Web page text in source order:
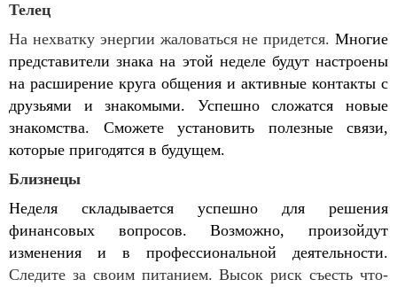
Телец
На нехватку энергии жаловаться не придется. Многие
представители знака на этой неделе будут настроены
на расширение круга общения и активные контакты с
друзьями и знакомыми. Успешно сложатся новые
знакомства. Сможете установить полезные связи,
которые пригодятся в будущем.
Близнецы
Неделя складывается успешно для решения
финансовых вопросов. Возможно, произойдут
изменения и в профессиональной деятельности.
Следите за своим питанием. Высок риск съесть что-